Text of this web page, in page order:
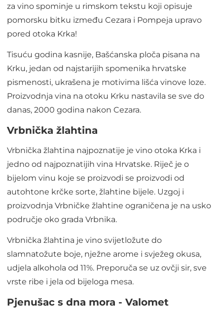
za vino spominje u rimskom tekstu koji opisuje
pomorsku bitku između Cezara i Pompeja upravo
pored otoka Krka!
Tisuću godina kasnije, Bašćanska ploča pisana na
Krku, jedan od najstarijih spomenika hrvatske
pismenosti, ukrašena je motivima lišća vinove loze.
Proizvodnja vina na otoku Krku nastavila se sve do
danas, 2000 godina nakon Cezara.
Vrbnička žlahtina
Vrbnička žlahtina najpoznatije je vino otoka Krka i
jedno od najpoznatijih vina Hrvatske. Riječ je o
bijelom vinu koje se proizvodi se proizvodi od
autohtone krčke sorte, žlahtine bijele. Uzgoj i
proizvodnja Vrbničke žlahtine ograničena je na usko
područje oko grada Vrbnika.
Vrbnička žlahtina je vino svijetložute do
slamnatožute boje, nježne arome i svježeg okusa,
udjela alkohola od 11%. Preporuča se uz ovčji sir, sve
vrste ribe i jela od bijeloga mesa.
Pjenušac s dna mora - Valomet